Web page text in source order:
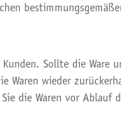
Kunden. Sollte die
Waren wieder
die Waren vor Ablauf